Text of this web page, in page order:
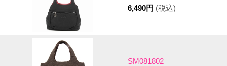
6,490円 (税込)
SM081802